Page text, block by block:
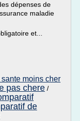
dépenses de
maladie
et...
moins cher
pas chere /
de